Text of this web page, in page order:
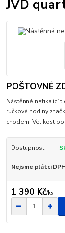
JVD
POŠTOVNÉ
Nástěnné netikající
ručkové hodiny
chodem. Velikost
Dostupnost
Nejsme plátci DPH
1 390 Kč/ks